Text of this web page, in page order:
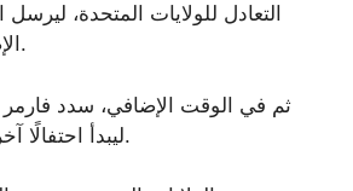
التعادل للولايات المتحدة،
الإضافي بالتعادل 1-1.
ثم في الوقت الإضافي، سدد
ليبدأ احتفالًا آخر للولايات المتحدة.